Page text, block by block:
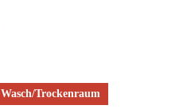
Wasch/Trockenraum